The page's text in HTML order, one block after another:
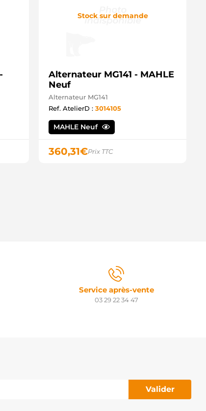
Stock sur demande
Alternateur MG141 - MAHLE
Neuf
Alternateur MG141
Ref. AtelierD : 3014105
MAHLE Neuf
360,31€Prix TTC
Service après-vente
03 29 22 34 47
Valider